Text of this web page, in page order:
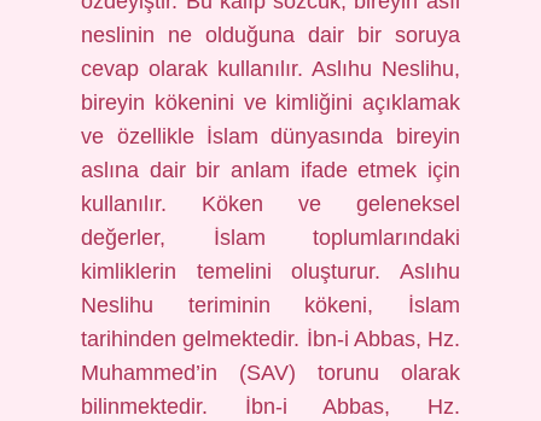
neslinin ne olduğuna dair bir soruya
cevap olarak kullanılır. Aslıhu Neslihu,
bireyin kökenini ve kimliğini açıklamak
ve özellikle İslam dünyasında bireyin
aslına dair bir anlam ifade etmek için
kullanılır. Köken ve geleneksel
değerler, İslam toplumlarındaki
kimliklerin temelini oluşturur. Aslıhu
Neslihu teriminin kökeni, İslam
tarihinden gelmektedir. İbn-i Abbas, Hz.
Muhammed’in (SAV) torunu olarak
bilinmektedir. İbn-i Abbas, Hz.